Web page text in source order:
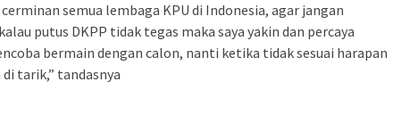
semua lembaga KPU di Indonesia, agar jangan
putus DKPP tidak tegas maka saya yakin dan percaya
bermain dengan calon, nanti ketika tidak sesuai harapan
tarik,” tandasnya